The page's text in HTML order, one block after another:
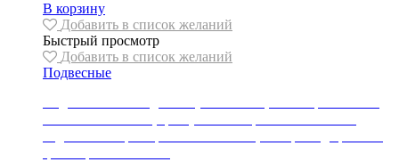
В корзину
Добавить в список желаний
Быстрый просмотр
Добавить в список желаний
Подвесные